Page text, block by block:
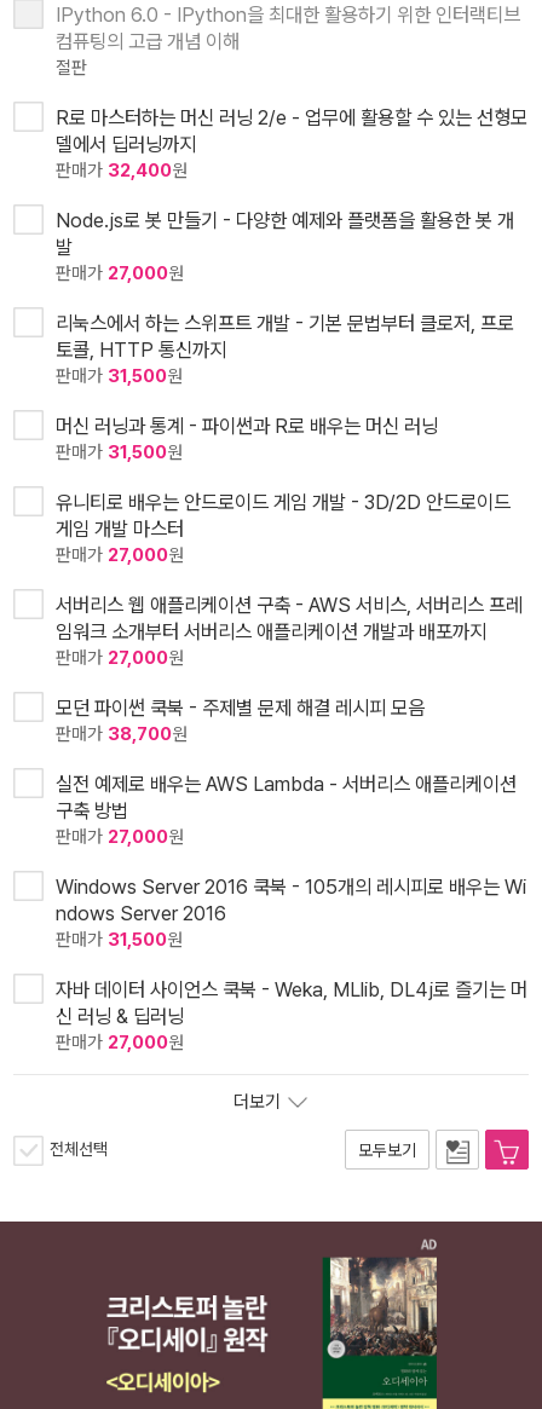
IPython 6.0 - IPython을 최대한 활용하기 위한 인터랙티브
컴퓨팅의 고급 개념 이해
절판
R로 마스터하는 머신 러닝 2/e - 업무에 활용할 수 있는 선형모
델에서 딥러닝까지
판매가 32,400원
Node.js로 봇 만들기 - 다양한 예제와 플랫폼을 활용한 봇 개
발
판매가 27,000원
리눅스에서 하는 스위프트 개발 - 기본 문법부터 클로저, 프로
토콜, HTTP 통신까지
판매가 31,500원
머신 러닝과 통계 - 파이썬과 R로 배우는 머신 러닝
판매가 31,500원
유니티로 배우는 안드로이드 게임 개발 - 3D/2D 안드로이드
게임 개발 마스터
판매가 27,000원
서버리스 웹 애플리케이션 구축 - AWS 서비스, 서버리스 프레
임워크 소개부터 서버리스 애플리케이션 개발과 배포까지
판매가 27,000원
모던 파이썬 쿡북 - 주제별 문제 해결 레시피 모음
판매가 38,700원
실전 예제로 배우는 AWS Lambda - 서버리스 애플리케이션
구축 방법
판매가 27,000원
Windows Server 2016 쿡북 - 105개의 레시피로 배우는 Wi
ndows Server 2016
판매가 31,500원
자바 데이터 사이언스 쿡북 - Weka, MLlib, DL4j로 즐기는 머
신 러닝 & 딥러닝
판매가 27,000원
더보기
전체선택 모두보기